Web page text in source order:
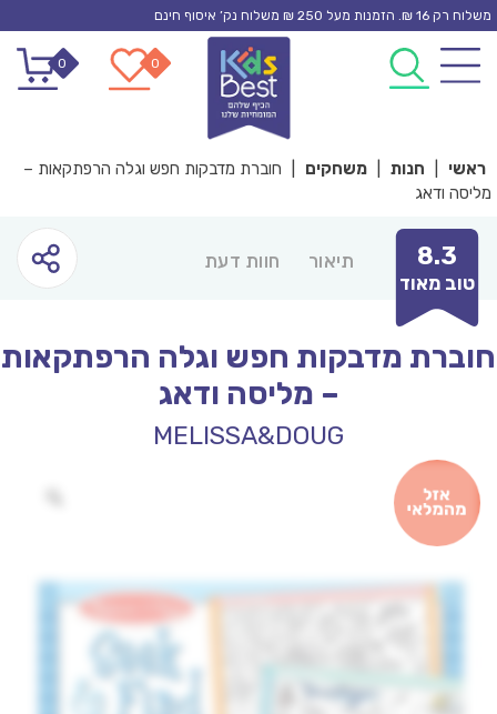
Skip
content
משלוח רק 16 ₪. הזמנות מעל 250 ₪ משלוח נק’ איסוף חינם
0
0
ראשי חנות משחקים
חוברת מדבקות חפש וגלה הרפתקאות –
מליסה ודאג
8.3
טוב מאוד
תיאור חוות דעת
חוברת מדבקות חפש וגלה הרפתקאות
– מליסה ודאג
MELISSA&DOUG